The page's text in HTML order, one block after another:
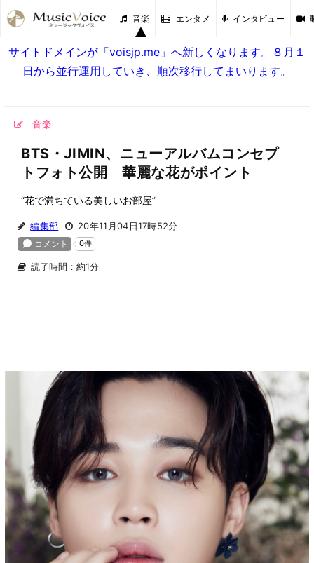
音楽 エンタメ インタビュー
サイトドメインが「voisjp.me」へ新しくなります。８月１
日から並行運用していき、順次移行してまいります。
音楽
BTS・JIMIN、ニューアルバムコンセプ
トフォト公開 華麗な花がポイント
“花で満ちている美しいお部屋”
編集部 20年11月04日17時52分
読了時間：約1分